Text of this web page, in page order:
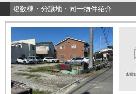
複数棟・分譲地・同一物件紹介